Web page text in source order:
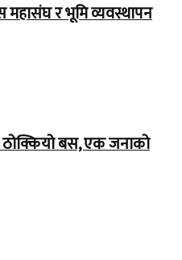
र भूमि व्यवस्थापन
ठोक्कियो बस, एक जनाको